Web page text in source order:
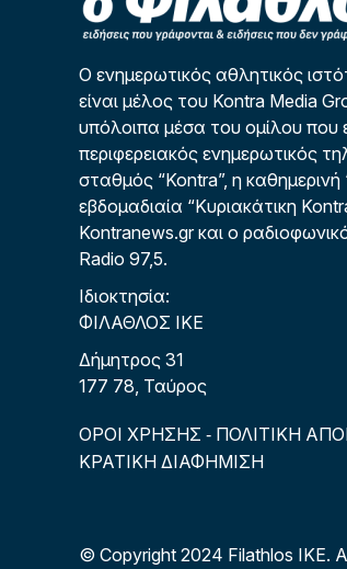
Ο ενημερωτικός αθλητικός
είναι μέλος του Kontra Media
υπόλοιπα μέσα του ομίλου που
περιφερειακός ενημερωτικός
σταθμός “Kontra”, η καθημερινή
εβδομαδιαία “Κυριακάτικη
Kontranews.gr και ο
Radio 97,5.
Ιδιοκτησία:
ΦΙΛΑΘΛΟΣ ΙΚΕ
Δήμητρος 31
177 78, Ταύρος
ΟΡΟΙ ΧΡΗΣΗΣ - ΠΟΛΙΤΙΚΗ
ΚΡΑΤΙΚΗ ΔΙΑΦΗΜΙΣΗ
© Copyright 2024 Filathlos ΙΚΕ.